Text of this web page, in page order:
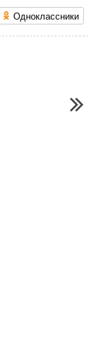
Одноклассники